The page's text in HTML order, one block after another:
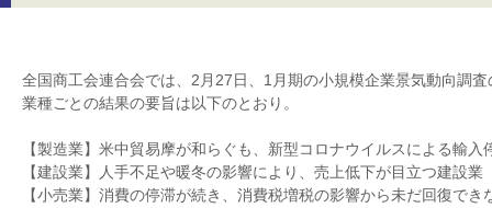
全国商工会連合会では、2月27日、1月期の小規模企業景気動向調
業種ごとの結果の要旨は以下のとおり。
【製造業】米中貿易摩が和らぐも、新型コロナウイルスによる輸
【建設業】人手不足や暖冬の影響により、売上低下が目立つ建設業
【小売業】消費の停滞が続き、消費税増税の影響から未だ回復でき